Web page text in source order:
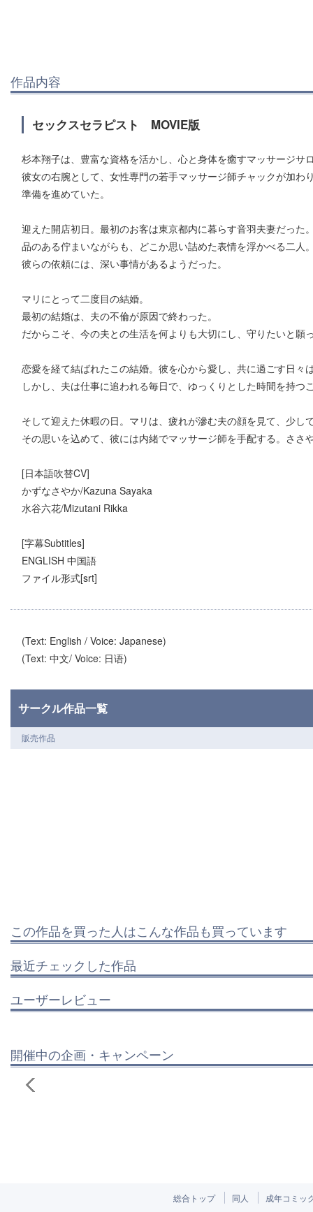
作品内容
セックスセラピスト MOVIE版
杉本翔子は、豊富な資格を活かし、心と身体を癒すマッサージサ
彼女の右腕として、女性専門の若手マッサージ師チャックが加わ
準備を進めていた。
迎えた開店初日。最初のお客は東京都内に暮らす音羽夫妻だった
品のある佇まいながらも、どこか思い詰めた表情を浮かべる二人
彼らの依頼には、深い事情があるようだった。
マリにとって二度目の結婚。
最初の結婚は、夫の不倫が原因で終わった。
だからこそ、今の夫との生活を何よりも大切にし、守りたいと願
恋愛を経て結ばれたこの結婚。彼を心から愛し、共に過ごす日々
しかし、夫は仕事に追われる毎日で、ゆっくりとした時間を持つ
そして迎えた休暇の日。マリは、疲れが滲む夫の顔を見て、少し
その思いを込めて、彼には内緒でマッサージ師を手配する。ささ
[日本語吹替CV]
かずなさやか/Kazuna Sayaka
水谷六花/Mizutani Rikka
[字幕Subtitles]
ENGLISH 中国語
ファイル形式[srt]
(Text: English / Voice: Japanese)
(Text: 中文/ Voice: 日语)
サークル作品一覧
販売作品
この作品を買った人はこんな作品も買っています
最近チェックした作品
ユーザーレビュー
開催中の企画・キャンペーン
総合トップ 同人 成年コミッ